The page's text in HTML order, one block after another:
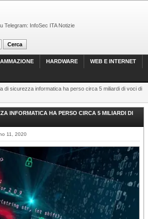
Telegram: InfoSec ITA Notizie
HARDWARE WEB E INTERNET
di sicurezza informatica ha perso circa 5 miliardi di voci di
INFORMATICA HA PERSO CIRCA 5 MILIARDI DI
11, 2020